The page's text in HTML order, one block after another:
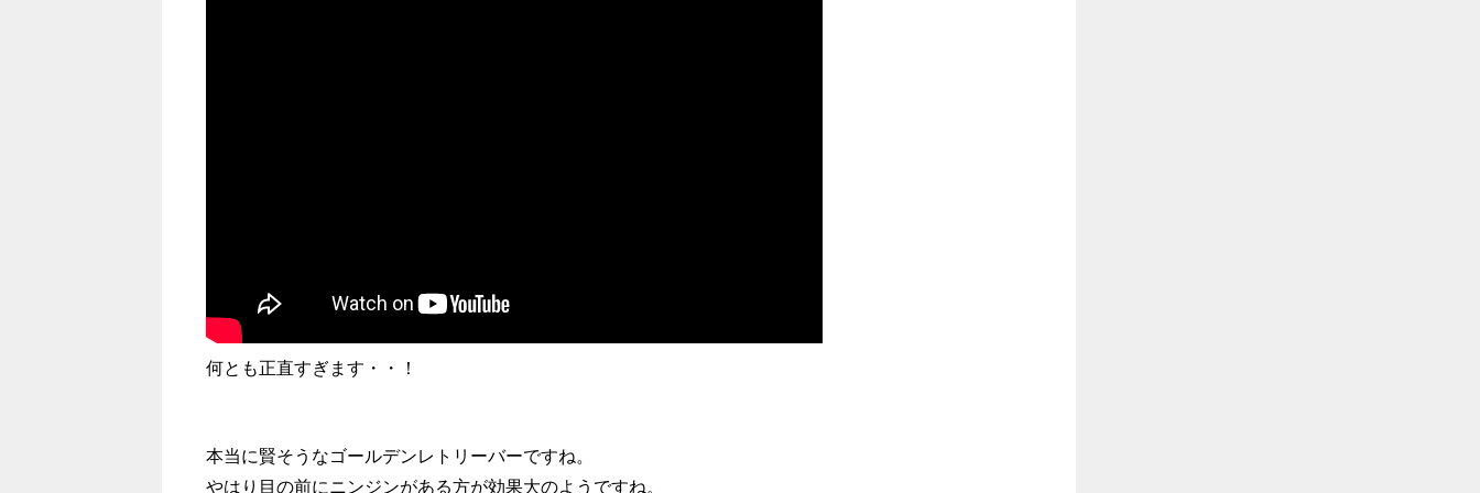
何とも正直すぎます・・！
本当に賢そうなゴールデンレトリーバーですね。
やはり目の前にニンジンがある方が効果大のようですね。